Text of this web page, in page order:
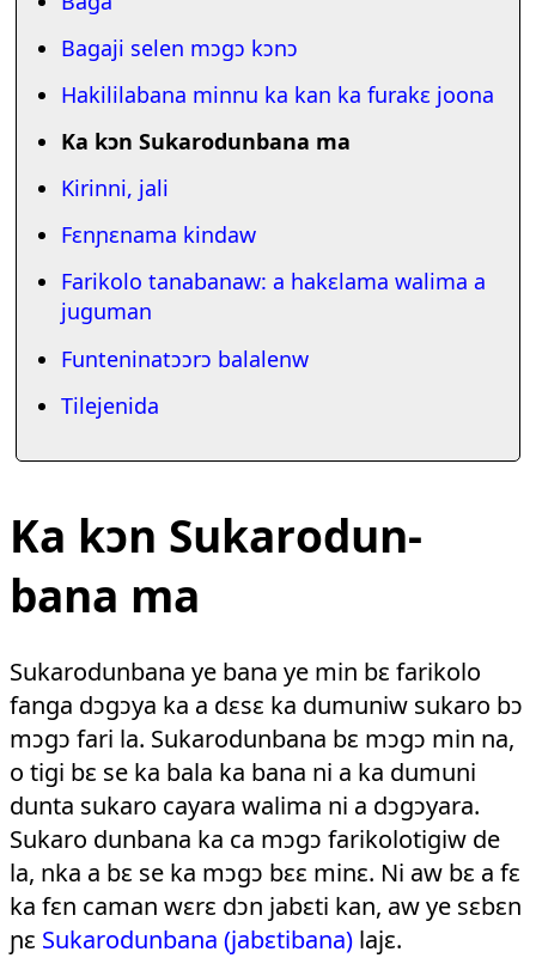
Bagaji selen mɔgɔ kɔnɔ
Hakililabana minnu ka kan ka furakɛ joona
Ka kɔn Sukarodunbana ma
Kirinni, jali
Fɛnɲɛnama kindaw
Farikolo tanabanaw: a hakɛlama walima a
juguman
Funteninatɔɔrɔ balalenw
Tilejenida
Ka kɔn Sukaro­dun­
bana ma
Sukarodunbana ye bana ye min bɛ farikolo
fanga dɔgɔya ka a dɛsɛ ka dumuniw sukaro bɔ
mɔgɔ fari la. Sukarodun­bana bɛ mɔgɔ min na,
o tigi bɛ se ka bala ka bana ni a ka dumuni
dunta sukaro cayara walima ni a dɔgɔyara.
Sukaro dunbana ka ca mɔgɔ farikolotigiw de
la, nka a bɛ se ka mɔgɔ bɛɛ minɛ. Ni aw bɛ a fɛ
ka fɛn caman wɛrɛ dɔn jabɛti kan, aw ye sɛbɛn
ɲɛ Sukarodun­bana (jabɛti­bana) lajɛ.